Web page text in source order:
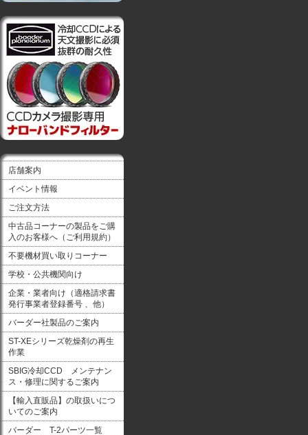
店舗案内
イベント情報
ご注文方法
中古品コーナーの製品をご購
入のお客様へ（ご利用規約）
不要機材買い取りコーナー
学校・公共機関向け
企業・業者向け（適格請求書
発行事業者登録番号 、他）
バーダー社製品のご案内
ST-XEシリーズ乾燥剤の再生
作業
SBIG冷却CCD メンテナン
ス・修理に関するご案内
【輸入直販品】の取扱いにつ
いてのご案内
バーダー T-2パーツ一覧